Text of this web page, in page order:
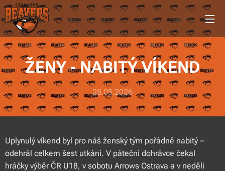
ŽENY - NABITÝ VÍKEND
25.05.2026
Uplynulý víkend byl pro náš ženský tým pořádně nabitý –
odehrál celkem šest utkání. V páteční dohrávce čekal
hráčky výběr ČR U18, v sobotu Arrows Ostrava a v neděli